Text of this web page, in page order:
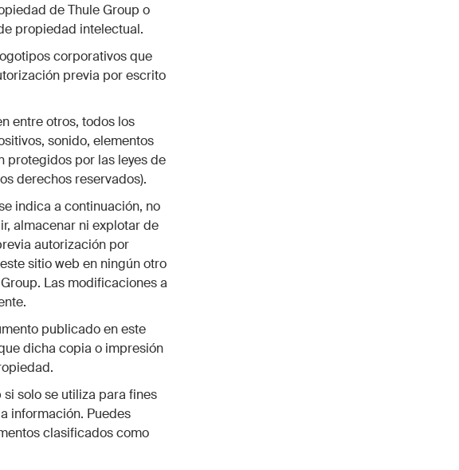
de Thule Group o
propiedad intelectual.
corporativos que
previa por escrito
entre otros, todos los
sonido, elementos
protegidos por las leyes de
derechos reservados).
indica a continuación, no
almacenar ni explotar de
autorización por
sitio web en ningún otro
Las modificaciones a
publicado en este
dicha copia o impresión
solo se utiliza para fines
información. Puedes
clasificados como